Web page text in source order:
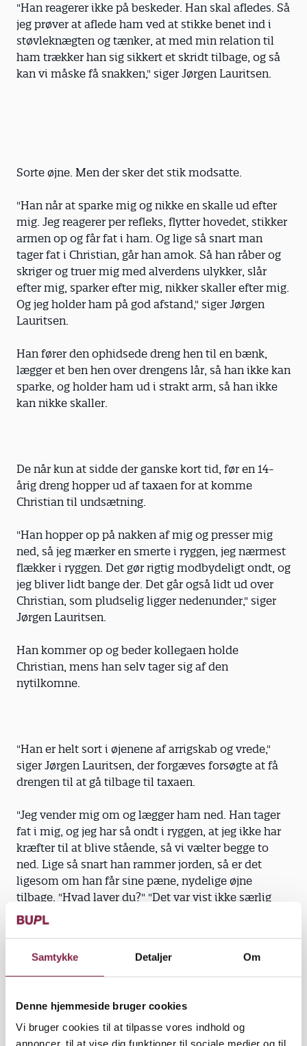
Samtykke Detaljer Om
Denne hjemmeside bruger cookies
Vi bruger cookies til at tilpasse vores indhold og
annoncer, til at vise dig funktioner til sociale medier og til
"Han reagerer ikke på beskeder. Han skal afledes. Så
jeg prøver at aflede ham ved at stikke benet ind i
støvleknægten og tænker, at med min relation til
ham trækker han sig sikkert et skridt tilbage, og så
kan vi måske få snakken," siger Jørgen Lauritsen.
Sorte øjne. Men der sker det stik modsatte.
"Han når at sparke mig og nikke en skalle ud efter
mig. Jeg reagerer per refleks, flytter hovedet, stikker
armen op og får fat i ham. Og lige så snart man
tager fat i Christian, går han amok. Så han råber og
skriger og truer mig med alverdens ulykker, slår
efter mig, sparker efter mig, nikker skaller efter mig.
Og jeg holder ham på god afstand," siger Jørgen
Lauritsen.
Han fører den ophidsede dreng hen til en bænk,
lægger et ben hen over drengens lår, så han ikke kan
sparke, og holder ham ud i strakt arm, så han ikke
kan nikke skaller.
De når kun at sidde der ganske kort tid, før en 14-
årig dreng hopper ud af taxaen for at komme
Christian til undsætning.
"Han hopper op på nakken af mig og presser mig
ned, så jeg mærker en smerte i ryggen, jeg nærmest
flækker i ryggen. Det gør rigtig modbydeligt ondt, og
jeg bliver lidt bange der. Det går også lidt ud over
Christian, som pludselig ligger nedenunder," siger
Jørgen Lauritsen.
Han kommer op og beder kollegaen holde
Christian, mens han selv tager sig af den
nytilkomne.
"Han er helt sort i øjenene af arrigskab og vrede,"
siger Jørgen Lauritsen, der forgæves forsøgte at få
drengen til at gå tilbage til taxaen.
"Jeg vender mig om og lægger ham ned. Han tager
fat i mig, og jeg har så ondt i ryggen, at jeg ikke har
kræfter til at blive stående, så vi vælter begge to
ned. Lige så snart han rammer jorden, så er det
ligesom om han får sine pæne, nydelige øjne
tilbage. "Hvad laver du?" "Det var vist ikke særlig
smart." "Nej, se at komme hen i taxaen og kom
Christian kommer også ind i taxaen, og så er stort